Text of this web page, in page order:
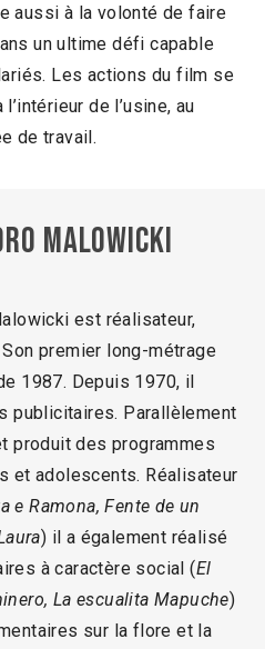
aussi à la volonté de faire
un ultime défi capable
Les actions du film se
de l’usine, au
de travail.
Malowicki
est réalisateur,
premier long-métrage
1987. Depuis 1970, il
publicitaires. Parallèlement
produit des programmes
et adolescents. Réalisateur
e Ramona, Fente de un
) il a également réalisé
à caractère social (El
La escualita Mapuche)
sur la flore et la